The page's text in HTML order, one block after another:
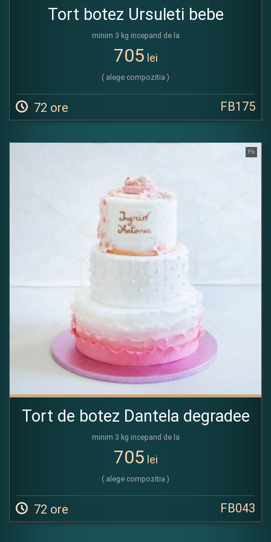
Tort botez Ursuleti bebe
minim 3 kg incepand de la
705 lei
( alege compozitia )
72 ore FB175
Fb
Tort de botez Dantela degradee
minim 3 kg incepand de la
705 lei
( alege compozitia )
72 ore FB043